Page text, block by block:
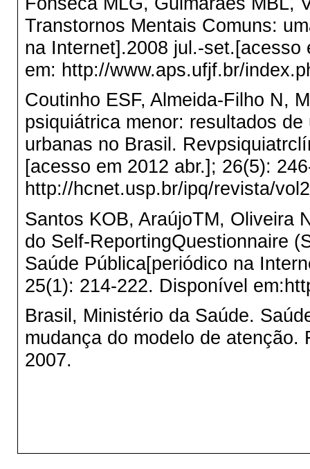
Transtornos Mentais Comuns:
na Internet].2008 jul.-
em: http://www.aps.ufjf.br/
Coutinho ESF, Almeida-Filho N,
psiquiátrica menor: resultados
urbanas no Brasil.
[acesso em 2012 abr.]; 26(5):
http://hcnet.usp.br/ipq/revista/
Santos KOB, AraújoTM, Oliveira
do Self-ReportingQuestionnaire
Saúde Pública[periódico na
25(1): 214-222. Disponível
Brasil, Ministério da Saúde.
mudança do modelo de
2007.